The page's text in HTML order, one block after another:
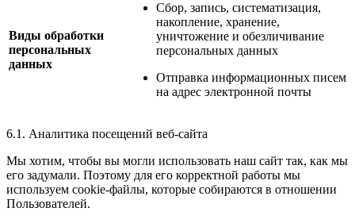
Виды обработки
персональных
данных
Сбор, запись, систематизация,
накопление, хранение,
уничтожение и обезличивание
персональных данных
Отправка информационных писем
на адрес электронной почты
6.1. Аналитика посещений веб-сайта
Мы хотим, чтобы вы могли использовать наш сайт так, как мы
его задумали. Поэтому для его корректной работы мы
используем cookie-файлы, которые собираются в отношении
Пользователей.